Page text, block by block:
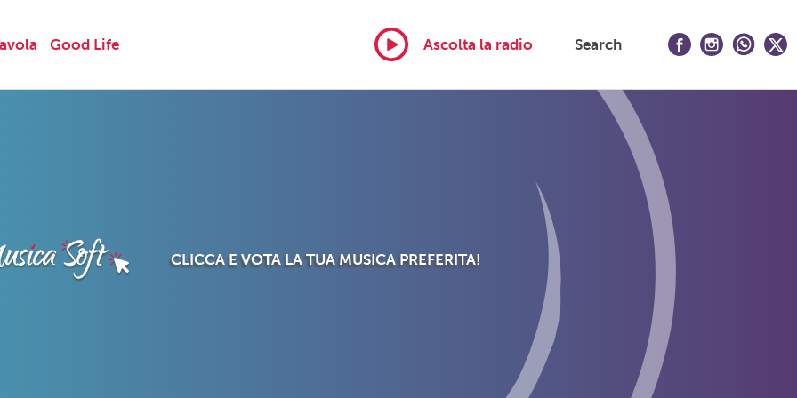
Good Life Ascolta la radio Search
CLICCA E VOTA LA TUA MUSICA PREFERITA!